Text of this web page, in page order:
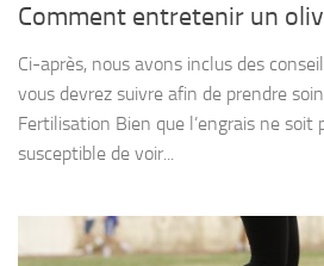
Comment entretenir un
Ci-après, nous avons inclus des
vous devrez suivre afin de prendre
Fertilisation Bien que l’engrais ne soit
susceptible de voir...